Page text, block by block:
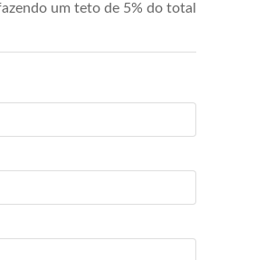
um teto de 5% do total